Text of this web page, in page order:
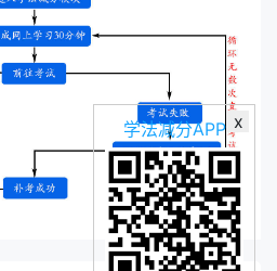
x
学法减分APP